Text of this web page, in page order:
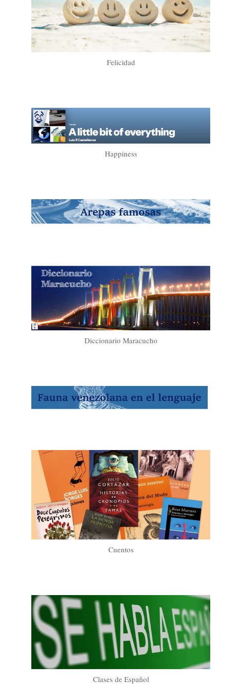
Felicidad
Happiness
Diccionario Maracucho
Cuentos
Clases de Español